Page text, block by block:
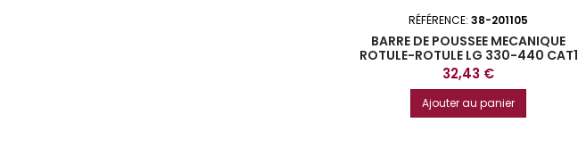
RÉFÉRENCE: 38-201105
BARRE DE POUSSEE MECANIQUE
ROTULE-ROTULE LG 330-440 CAT1
Prix
32,43 €
Ajouter au panier